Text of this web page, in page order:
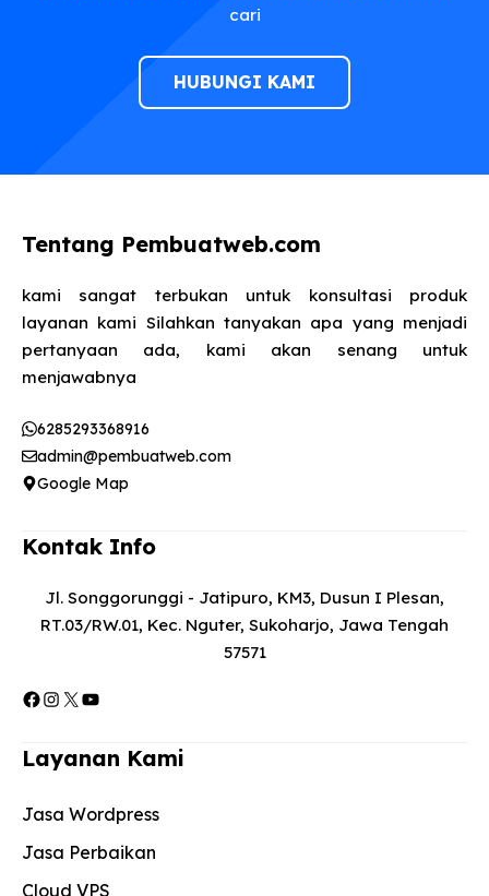
cari
HUBUNGI KAMI
Tentang Pembuatweb.com
kami sangat terbukan untuk konsultasi produk
layanan kami Silahkan tanyakan apa yang menjadi
pertanyaan ada, kami akan senang untuk
menjawabnya​
6285293368916
admin@pembuatweb.com
Google Map
Kontak Info
Jl. Songgorunggi - Jatipuro, KM3, Dusun I Plesan,
RT.03/RW.01, Kec. Nguter, Sukoharjo, Jawa Tengah
57571
Facebook
Instagram
X YouTube
Layanan Kami
Jasa Wordpress
Jasa Perbaikan
Cloud VPS